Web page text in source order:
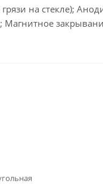
грязи на стекле);
Магнитное